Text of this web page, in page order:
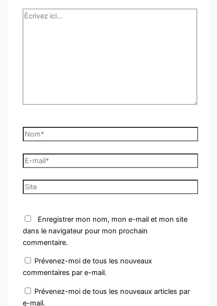
Écrivez
Nom*
E-
mail*
Site
Enregistrer mon nom, mon e-mail et mon site
dans le navigateur pour mon prochain
commentaire.
Prévenez-moi de tous les nouveaux
commentaires par e-mail.
Prévenez-moi de tous les nouveaux articles par
e-mail.